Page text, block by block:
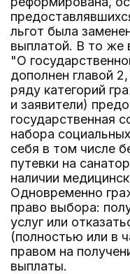
льгот была
выплатой. В то же
"О
дополнен главой
ряду категорий
и заявители)
государственная
набора
себя в том числе
путевки на
наличии
Одновременно
право выбора:
услуг или
(полностью или в
правом на
выплаты.